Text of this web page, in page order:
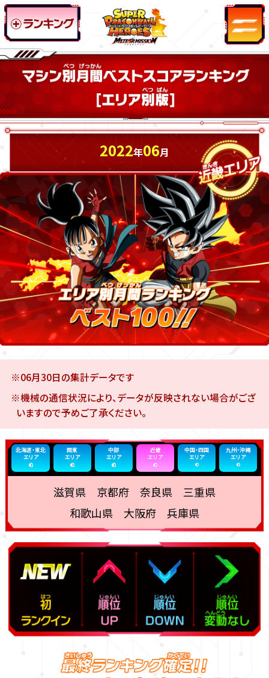
2022年06月
※06月30日の集計データです
※機械の通信状況により、データが反映されない場合がござ
いますので予めご了承ください。
北海道・東北
エリア
関東
エリア
中部
エリア
近畿
エリア
中国・四国
エリア
九州・沖縄
エリア
滋賀県 京都府 奈良県 三重県
和歌山県 大阪府 兵庫県